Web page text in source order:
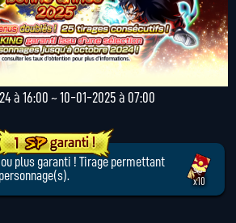
à 16:00 ~ 10-01-2025 à 07:00
plus garanti ! Tirage permettant
x10